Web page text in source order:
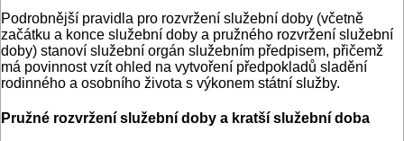
Podrobnější pravidla pro rozvržení služební doby (včetně
začátku a konce služební doby a pružného rozvržení služební
doby) stanoví služební orgán služebním předpisem, přičemž
má povinnost vzít ohled na vytvoření předpokladů sladění
rodinného a osobního života s výkonem státní služby.
Pružné rozvržení služební doby a kratší služební doba